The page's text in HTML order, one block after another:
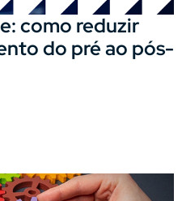
como reduzir
do pré ao pós-